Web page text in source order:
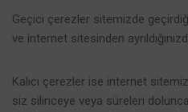
Geçici çerezler sitemizde
ve internet sitesinden
Kalıcı çerezler ise internet
siz silinceye veya süreleri